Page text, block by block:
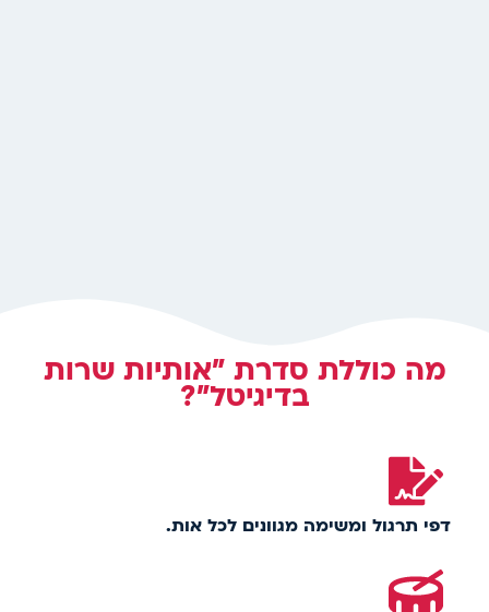
מה כוללת סדרת "אותיות שרות
בדיגיטל"?
דפי תרגול ומשימה מגוונים לכל אות.